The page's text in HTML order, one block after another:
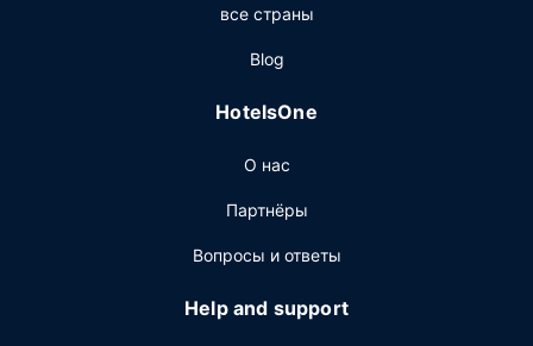
Когда вы проголодаетесь, зайдите в буфет/
бизнес-центр, ускоренная регистрация при заезде и
ускоренная регистрация при отъезде.
Предоставляется бесплатная самостоятельная
все страны
Blog
HotelsOne
О нас
Партнёры
Вопросы и ответы
Help and support